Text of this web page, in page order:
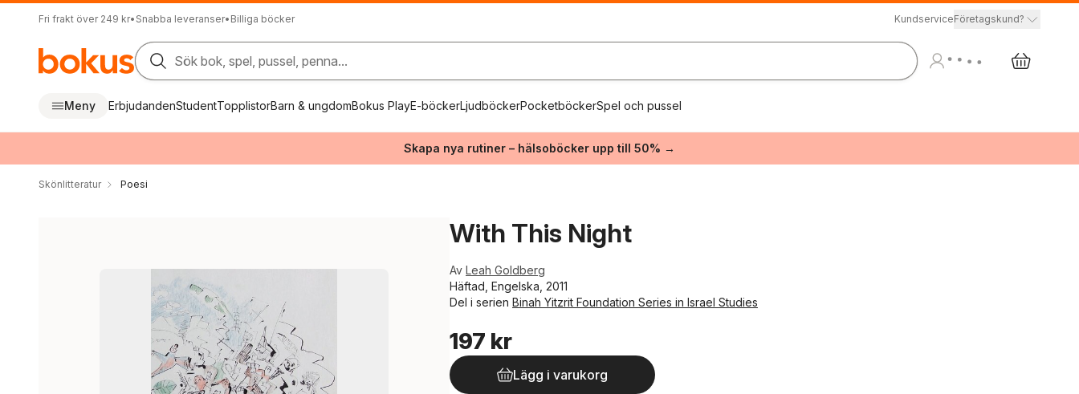
Fri frakt över 249 kr• Snabba leveranser• Billiga böcker KundserviceFöretagskund?
Sök bok, spel, pussel, penna...
Meny ErbjudandenStudentTopplistorBarn & ungdomBokus PlayE-böckerLjudböckerPocketböckerSpel och pussel
Skapa nya rutiner – hälsoböcker upp till 50% →
Skönlitteratur Poesi
With This Night
Av Leah Goldberg
Häftad, Engelska, 2011
Del i serien Binah Yitzrit Foundation Series in Israel Studies
197 kr
Lägg i varukorg